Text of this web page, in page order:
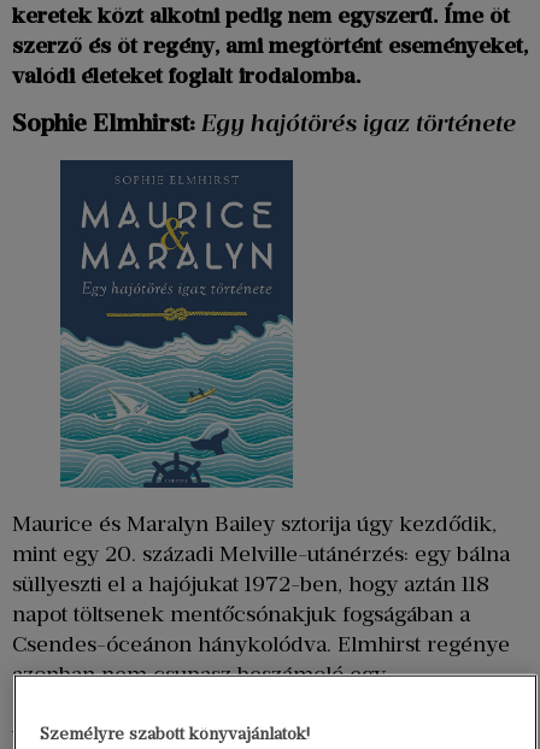
keretek közt alkotni pedig nem egyszerű. Íme öt
szerző és öt regény, ami megtörtént eseményeket,
valódi életeket foglalt irodalomba.
Sophie Elmhirst: Egy hajótörés igaz története
Maurice és Maralyn Bailey sztorija úgy kezdődik,
mint egy 20. századi Melville-utánérzés: egy bálna
süllyeszti el a hajójukat 1972-ben, hogy aztán 118
napot töltsenek mentőcsónakjuk fogságában a
Csendes-óceánon hánykolódva. Elmhirst regénye
azonban nem csupasz beszámoló egy
tűpontos analízise annak, miként teszi próbára két
Személyre szabott könyvajánlatok!